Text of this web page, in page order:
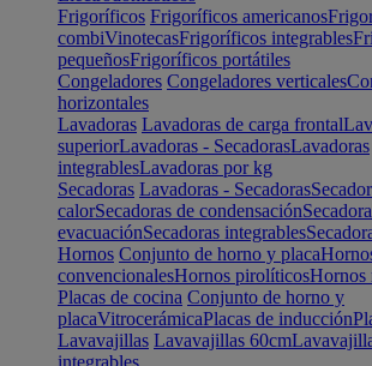
Frigoríficos Frigoríficos americanos
combiVinotecasFrigoríficos integrables
pequeñosFrigoríficos portátiles
Congeladores Congeladores verticales
horizontales
Lavadoras Lavadoras de carga frontal
superiorLavadoras - SecadorasLavadoras
integrablesLavadoras por kg
Secadoras Lavadoras - Secadoras
calorSecadoras de condensación
evacuaciónSecadoras integrables
Hornos Conjunto de horno y placa
convencionalesHornos pirolíticosHornos
Placas de cocina Conjunto de horno y
placaVitrocerámicaPlacas de inducción
Lavavajillas Lavavajillas 60cm
integrables